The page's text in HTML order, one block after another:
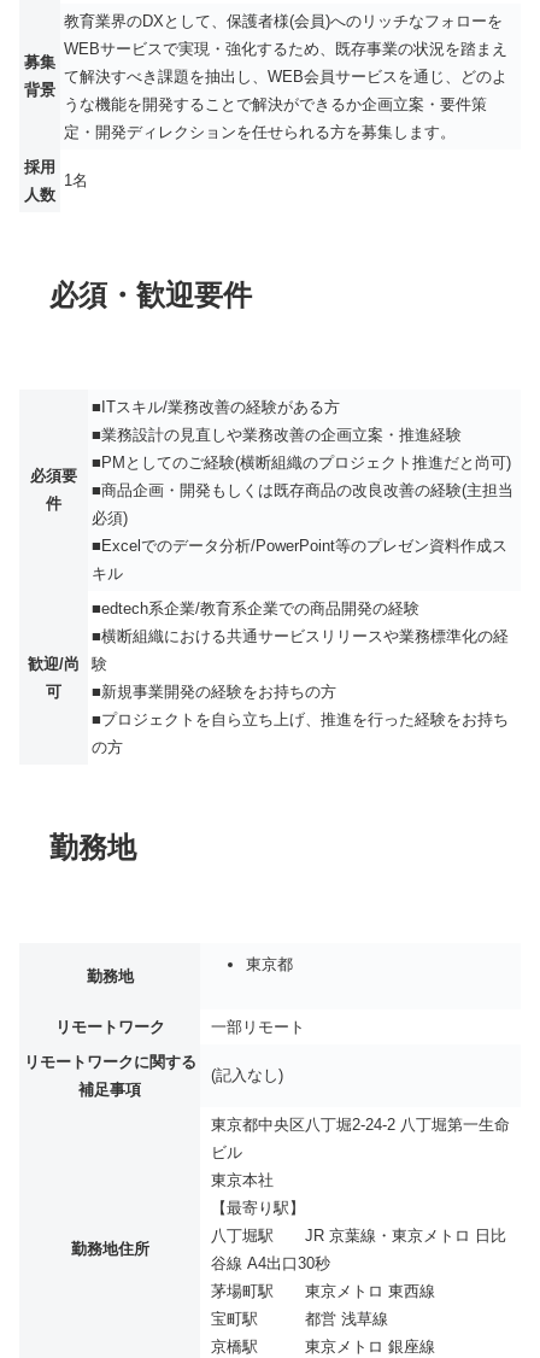
募集
背景
教育業界のDXとして、保護者様(会員)へのリッチなフォローを
WEBサービスで実現・強化するため、既存事業の状況を踏まえ
て解決すべき課題を抽出し、WEB会員サービスを通じ、どのよ
うな機能を開発することで解決ができるか企画立案・要件策
定・開発ディレクションを任せられる方を募集します。
採用
人数
1名
必須・歓迎要件
必須要
件
■ITスキル/業務改善の経験がある方
■業務設計の見直しや業務改善の企画立案・推進経験
■PMとしてのご経験(横断組織のプロジェクト推進だと尚可)
■商品企画・開発もしくは既存商品の改良改善の経験(主担当
必須)
■Excelでのデータ分析/PowerPoint等のプレゼン資料作成ス
キル
歓迎/尚
可
■edtech系企業/教育系企業での商品開発の経験
■横断組織における共通サービスリリースや業務標準化の経
験
■新規事業開発の経験をお持ちの方
■プロジェクトを自ら立ち上げ、推進を行った経験をお持ち
の方
勤務地
勤務地
東京都
リモートワーク
一部リモート
リモートワークに関する
補足事項
(記入なし)
勤務地住所
東京都中央区八丁堀2-24-2 八丁堀第一生命
ビル
東京本社
【最寄り駅】
八丁堀駅 JR 京葉線・東京メトロ 日比
谷線 A4出口30秒
茅場町駅 東京メトロ 東西線
宝町駅 都営 浅草線
京橋駅 東京メトロ 銀座線